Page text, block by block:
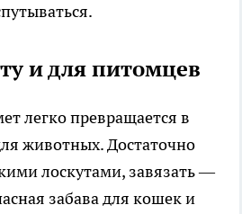
и для питомцев
легко превращается в
животных. Достаточно
лоскутами, завязать —
забава для кошек и